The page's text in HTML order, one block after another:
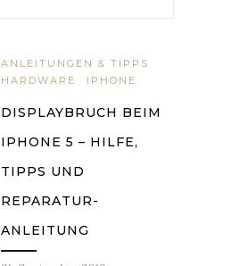
ANLEITUNGEN & TIPPS
HARDWARE
IPHONE
DISPLAYBRUCH BEIM
IPHONE 5 – HILFE,
TIPPS UND
REPARATUR-
ANLEITUNG